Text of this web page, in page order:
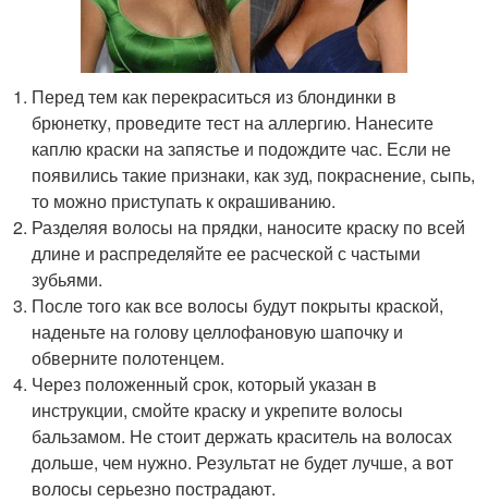
Перед тем как перекраситься из блондинки в
брюнетку, проведите тест на аллергию. Нанесите
каплю краски на запястье и подождите час. Если не
появились такие признаки, как зуд, покраснение, сыпь,
то можно приступать к окрашиванию.
Разделяя волосы на прядки, наносите краску по всей
длине и распределяйте ее расческой с частыми
зубьями.
После того как все волосы будут покрыты краской,
наденьте на голову целлофановую шапочку и
обверните полотенцем.
Через положенный срок, который указан в
инструкции, смойте краску и укрепите волосы
бальзамом. Не стоит держать краситель на волосах
дольше, чем нужно. Результат не будет лучше, а вот
волосы серьезно пострадают.